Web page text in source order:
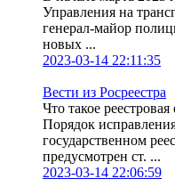
Управления на
генерал-майор
новых ...
2023-03-14 22:11:35
Вести из Росреестра
Что такое
Порядок
государственном
предусмотрен ст. ...
2023-03-14 22:06:59